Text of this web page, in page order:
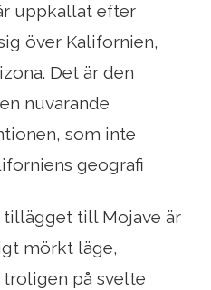
uppkallat efter
över Kalifornien,
Det är den
nuvarande
som inte
geografi
till Mojave är
mörkt läge,
på svelte